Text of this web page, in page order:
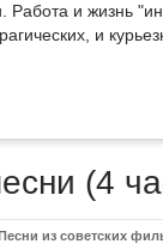
и жизнь
и
(4
из советских